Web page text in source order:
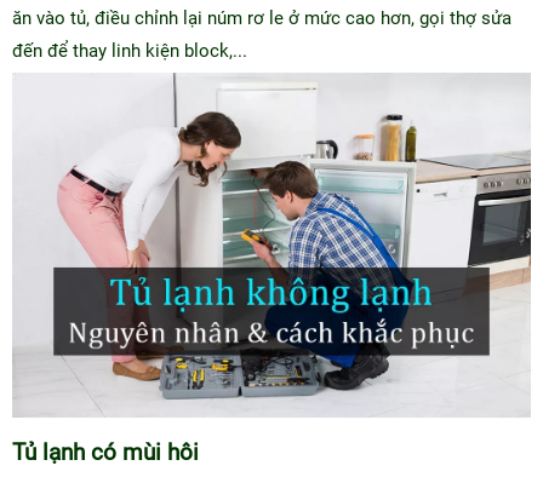
ăn vào tủ, điều chỉnh lại núm rơ le ở mức cao hơn, gọi thợ sửa
đến để thay linh kiện block,...
Tủ lạnh có mùi hôi